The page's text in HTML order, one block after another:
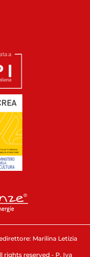
Marilina Letizia
rights reserved - P. Iva